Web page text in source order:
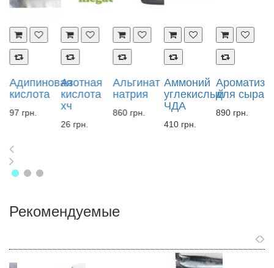
Адипиновая
кислота
97 грн.
Азотная
кислота
хч
26 грн.
Альгинат
натрия
860 грн.
Аммоний
углекислый
ЧДА
410 грн.
для сыра
890 грн.
Рекомендуемые